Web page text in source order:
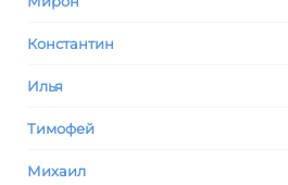
Константин
Илья
Тимофей
Михаил